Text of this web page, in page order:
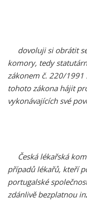
dovoluji si obrátit se
komory, tedy
zákonem č. 220/1991
tohoto zákona hájit
vykonávajících své
Česká lékařská
případů lékařů, kteří
portugalské
zdánlivě bezplatnou